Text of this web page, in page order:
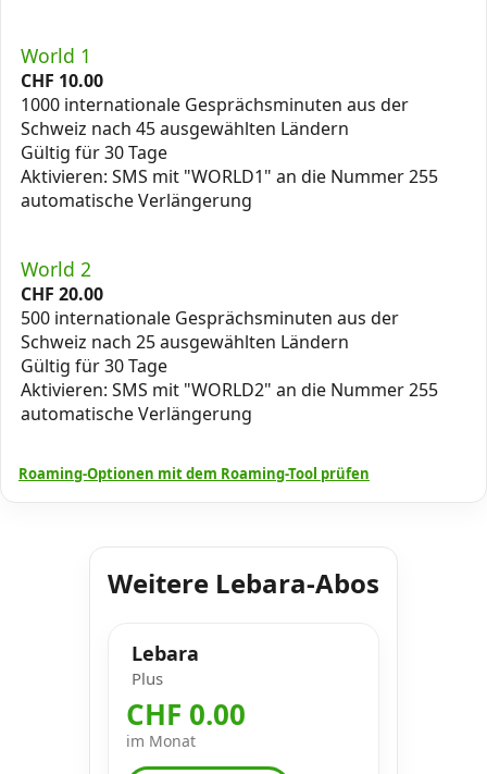
World 1
CHF 10.00
1000 internationale Gesprächsminuten aus der
Schweiz nach 45 ausgewählten Ländern
Gültig für 30 Tage
Aktivieren: SMS mit "WORLD1" an die Nummer 255
automatische Verlängerung
World 2
CHF 20.00
500 internationale Gesprächsminuten aus der
Schweiz nach 25 ausgewählten Ländern
Gültig für 30 Tage
Aktivieren: SMS mit "WORLD2" an die Nummer 255
automatische Verlängerung
Roaming-Optionen mit dem Roaming-Tool prüfen
Weitere Lebara-Abos
Lebara
Plus
CHF 0.00
im Monat